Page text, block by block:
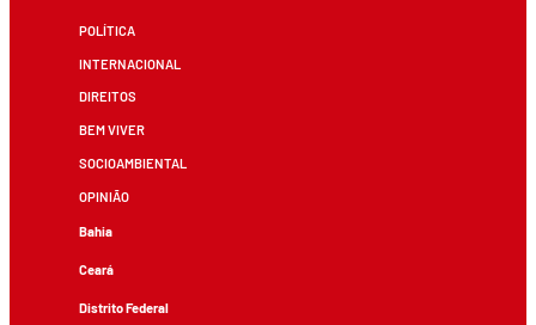
POLÍTICA
INTERNACIONAL
DIREITOS
BEM VIVER
SOCIOAMBIENTAL
OPINIÃO
Bahia
Ceará
Distrito Federal